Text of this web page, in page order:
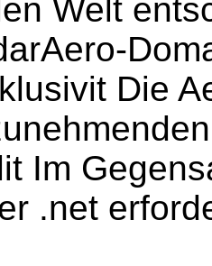
Welt
Die
Im
.net